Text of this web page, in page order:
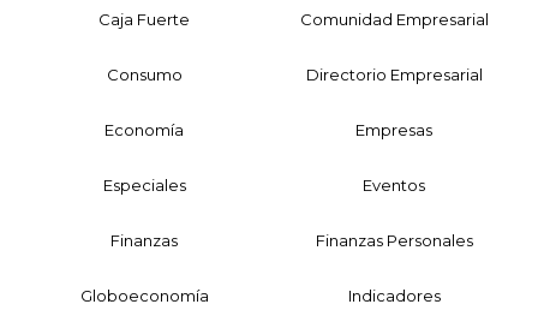
Caja Fuerte Comunidad Empresarial
Consumo Directorio Empresarial
Economía Empresas
Especiales Eventos
Finanzas Finanzas Personales
Globoeconomía Indicadores